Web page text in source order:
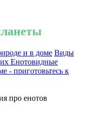
и в доме Виды
Енотовидные
- приготовьтесь к
про енотов